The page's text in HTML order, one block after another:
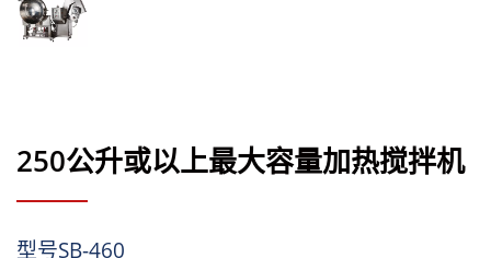
250公升或以上最大容量加热搅拌机
型号SB-460